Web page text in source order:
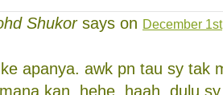
Shukorsays on December
apanya. awk pn tau sy tak
kan. hehe. haah. dulu